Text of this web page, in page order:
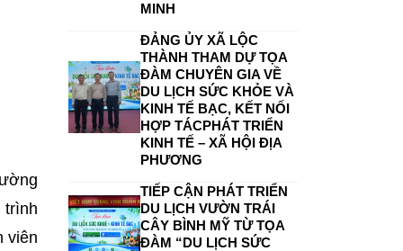
viên
MINH
ĐẢNG ỦY XÃ LỘC
THÀNH THAM DỰ TỌA
ĐÀM CHUYÊN GIA VỀ
DU LỊCH SỨC KHỎE VÀ
KINH TẾ BẠC, KẾT NỐI
HỢP TÁCPHÁT TRIỂN
KINH TẾ – XÃ HỘI ĐỊA
PHƯƠNG
TIẾP CẬN PHÁT TRIỂN
DU LỊCH VƯỜN TRÁI
CÂY BÌNH MỸ TỪ TỌA
ĐÀM “DU LỊCH SỨC